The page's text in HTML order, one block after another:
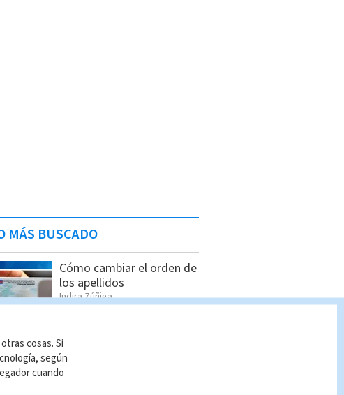
MÁS BUSCADO
Cómo cambiar el orden de
los apellidos
Indira Zúñiga
Hombre asesinado en
Siquirres tenía 34 años;
cosas. Si
según
cuando